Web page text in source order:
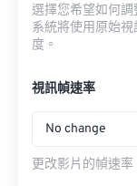
選擇您希望如何調
系統將使用原始
度。
視訊幀速率
No change
更改影片的幀速率